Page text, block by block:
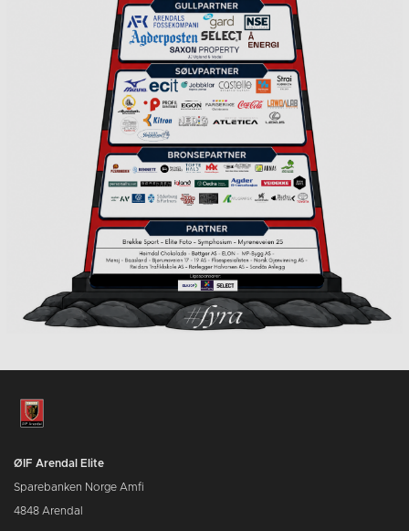
ØIF Arendal Elite
Sparebanken Norge Amfi
4848 Arendal